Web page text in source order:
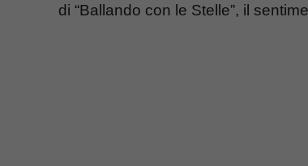
di “Ballando con le Stelle”, il